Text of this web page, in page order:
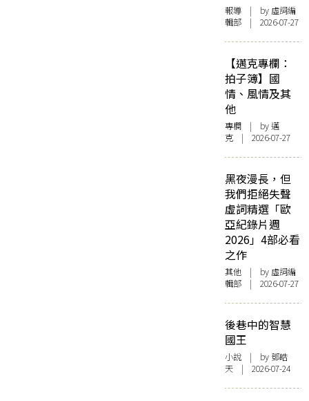
報導 | by 虛詞編
輯部 | 2026-07-27
【邁克專欄：
拍子簿】國
情、風情及其
他
專欄 | by邁
克 | 2026-07-27
黑夜漫長，但
我們拒絕失聲
虛詞精選「歐
亞紀錄片週
2026」4部必看
之作
其他 | by 虛詞編
輯部 | 2026-07-27
後巷中的智慧
國王
小說 | by 鄧皓
天 | 2026-07-24